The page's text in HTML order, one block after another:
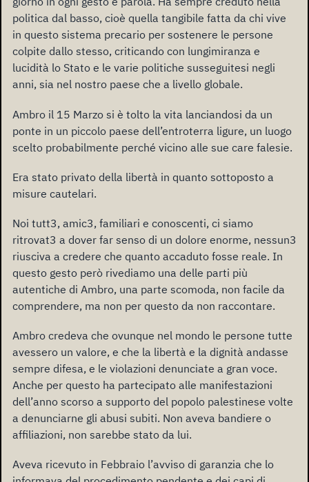
politica dal basso, cioè quella tangibile fatta da chi vive
in questo sistema precario per sostenere le persone
colpite dallo stesso, criticando con lungimiranza e
lucidità lo Stato e le varie politiche susseguitesi negli
anni, sia nel nostro paese che a livello globale.
Ambro il 15 Marzo si è tolto la vita lanciandosi da un
ponte in un piccolo paese dell’entroterra ligure, un luogo
scelto probabilmente perché vicino alle sue care falesie.
Era stato privato della libertà in quanto sottoposto a
misure cautelari.
Noi tutt3, amic3, familiari e conoscenti, ci siamo
ritrovat3 a dover far senso di un dolore enorme, nessun3
riusciva a credere che quanto accaduto fosse reale. In
questo gesto però rivediamo una delle parti più
autentiche di Ambro, una parte scomoda, non facile da
comprendere, ma non per questo da non raccontare.
Ambro credeva che ovunque nel mondo le persone tutte
avessero un valore, e che la libertà e la dignità andasse
sempre difesa, e le violazioni denunciate a gran voce.
Anche per questo ha partecipato alle manifestazioni
dell’anno scorso a supporto del popolo palestinese volte
a denunciarne gli abusi subiti. Non aveva bandiere o
affiliazioni, non sarebbe stato da lui.
Aveva ricevuto in Febbraio l’avviso di garanzia che lo